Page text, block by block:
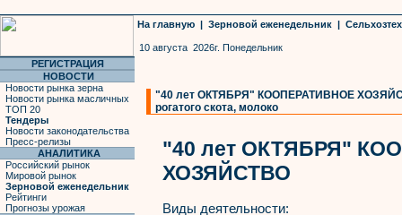
На главную | Зерновой еженедельник |
10 августа 2026г. Понедельник
РЕГИСТРАЦИЯ
НОВОСТИ
Новости рынка зерна
Новости рынка масличных
ТОП 20
Тендеры
Новости законодательства
Пресс-релизы
АНАЛИТИКА
Российский рынок
Мировой рынок
Зерновой еженедельник
Рейтинги
Прогнозы урожая
"40 лет ОКТЯБРЯ" КООПЕРАТИВНОЕ
рогатого скота, молоко
"40 лет ОКТЯБРЯ"
ХОЗЯЙСТВО
Виды деятельности: